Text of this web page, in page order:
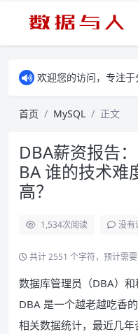
欢迎您的访问，专注于
首页 MySQL 正文
DBA薪资报告
BA 谁的技术难
高？
1,534次阅读 没有
共计 2551 个字符，预计需
数据库管理员（DBA）
DBA 是一个越老越吃香
相关数据统计，最近几